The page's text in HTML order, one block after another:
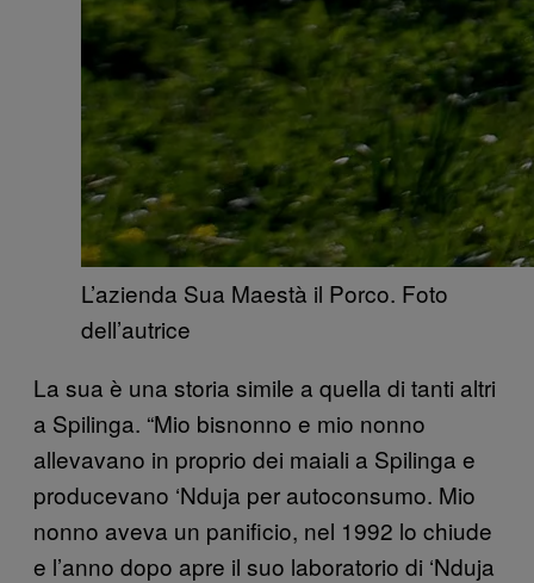
L’azienda Sua Maestà il Porco. Foto
dell’autrice
La sua è una storia simile a quella di tanti altri
a Spilinga. “Mio bisnonno e mio nonno
allevavano in proprio dei maiali a Spilinga e
producevano ‘Nduja per autoconsumo. Mio
nonno aveva un panificio, nel 1992 lo chiude
e l’anno dopo apre il suo laboratorio di ‘Nduja